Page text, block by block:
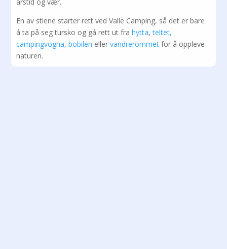
En av stiene starter rett ved Valle Camping, så det er bare
å ta på seg tursko og gå rett ut frahytta,teltet,
campingvogna, bobilen ellervandrerommetfor å oppleve
naturen.